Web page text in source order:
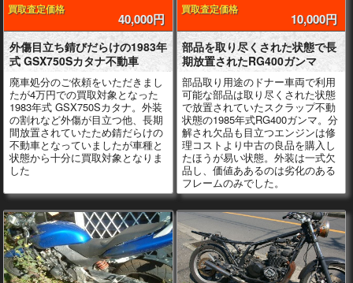
買取査定価格
40,000円
外傷目立ち錆びだらけの1983年
式 GSX750Sカタナ不動車
廃車処分のご依頼をいただきまし
たが4万円での買取対象となった
1983年式 GSX750Sカタナ。外装
の割れなど外傷が目立つ他、長期
間放置されていたため錆だらけの
不動車となっていましたが車種と
状態から十分に買取対象となりま
した
買取査定価格
10,000円
部品を取り尽くされた状態で長
期放置されたRG400ガンマ
部品取り用途のドナー車両で利用
可能な部品は取り尽くされた状態
で放置されていたスクラップ不動
状態の1985年式RG400ガンマ。分
解され欠品も目立つエンジンは修
理コストより中古の良品を購入し
たほうが易い状態。外装は一式欠
品し、価値ああるのは劣化のある
フレームのみでした。